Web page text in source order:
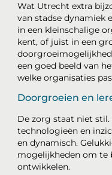
Wat Utrecht extra
van stadse dynamiek
in een kleinschalige
kent, of juist in een
een goed beeld van
welke organisaties
Doorgroeien en
De zorg staat niet
technologieën en
en dynamisch.
mogelijkheden om te
ontwikkelen.